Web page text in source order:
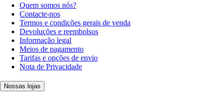
Quem somos nós?
Contacte-nos
Termos e condições gerais de venda
Devoluções e reembolsos
Informação legal
Meios de pagamento
Tarifas e opções de envio
Nota de Privacidade
Nossas lojas